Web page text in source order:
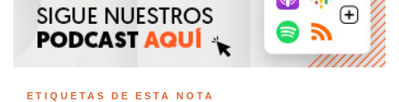
ETIQUETAS DE ESTA NOTA